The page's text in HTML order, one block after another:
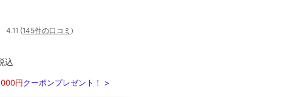
4.11 (145件の口コミ )
込
円クーポンプレゼント！ >